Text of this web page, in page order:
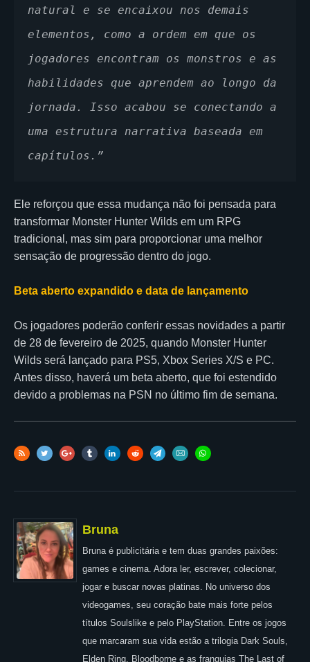
natural e se encaixou nos demais
elementos, como a ordem em que os
jogadores encontram os monstros e as
habilidades que aprendem ao longo da
jornada. Isso acabou se conectando a
uma estrutura narrativa baseada em
capítulos.”
Ele reforçou que essa mudança não foi pensada para
transformar Monster Hunter Wilds em um RPG
tradicional, mas sim para proporcionar uma melhor
sensação de progressão dentro do jogo.
Beta aberto expandido e data de lançamento
Os jogadores poderão conferir essas novidades a partir
de 28 de fevereiro de 2025, quando Monster Hunter
Wilds será lançado para PS5, Xbox Series X/S e PC.
Antes disso, haverá um beta aberto, que foi estendido
devido a problemas na PSN no último fim de semana.
Bruna
Bruna é publicitária e tem duas grandes paixões:
games e cinema. Adora ler, escrever, colecionar,
jogar e buscar novas platinas. No universo dos
videogames, seu coração bate mais forte pelos
títulos Soulslike e pelo PlayStation. Entre os jogos
que marcaram sua vida estão a trilogia Dark Souls,
Elden Ring, Bloodborne e as franquias The Last of